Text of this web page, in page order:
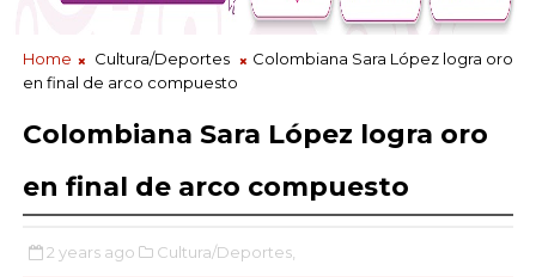
Home Cultura/Deportes
Colombiana Sara López logra oro
en final de arco compuesto
Colombiana Sara López logra oro
en final de arco compuesto
2 years ago Cultura/Deportes,